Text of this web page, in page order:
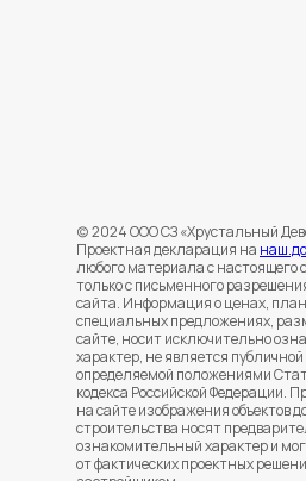
(c) 2024 ООО СЗ «Хрустальный
Проектная декларация на
любого материала с настоящего
только с письменного
сайта. Информация о ценах,
специальных предложениях,
сайте, носит исключительно
характер, не является публичной
определяемой положениями
кодекса Российской Федерации.
на сайте изображения объектов
строительства носят
ознакомительный характер и
от фактических проектных